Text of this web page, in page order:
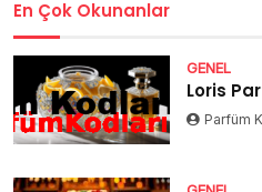
En Çok Okunanlar
GENEL
Loris
Parfüm